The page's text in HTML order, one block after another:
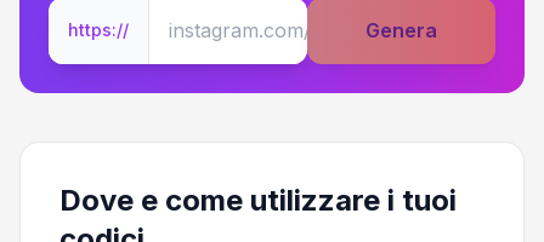
https:// Genera
Dove e come utilizzare i tuoi